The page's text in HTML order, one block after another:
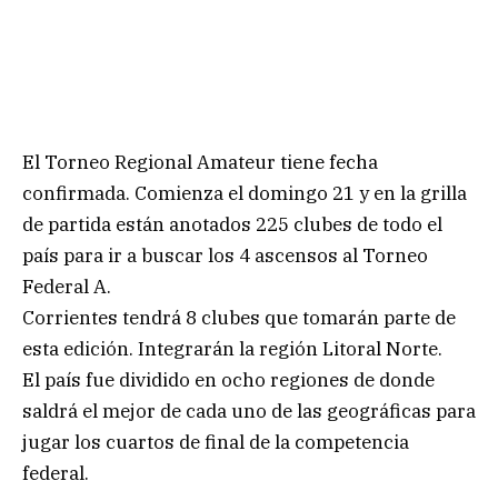
El Torneo Regional Amateur tiene fecha
confirmada. Comienza el domingo 21 y en la grilla
de partida están anotados 225 clubes de todo el
país para ir a buscar los 4 ascensos al Torneo
Federal A.
Corrientes tendrá 8 clubes que tomarán parte de
esta edición. Integrarán la región Litoral Norte.
El país fue dividido en ocho regiones de donde
saldrá el mejor de cada uno de las geográficas para
jugar los cuartos de final de la competencia
federal.